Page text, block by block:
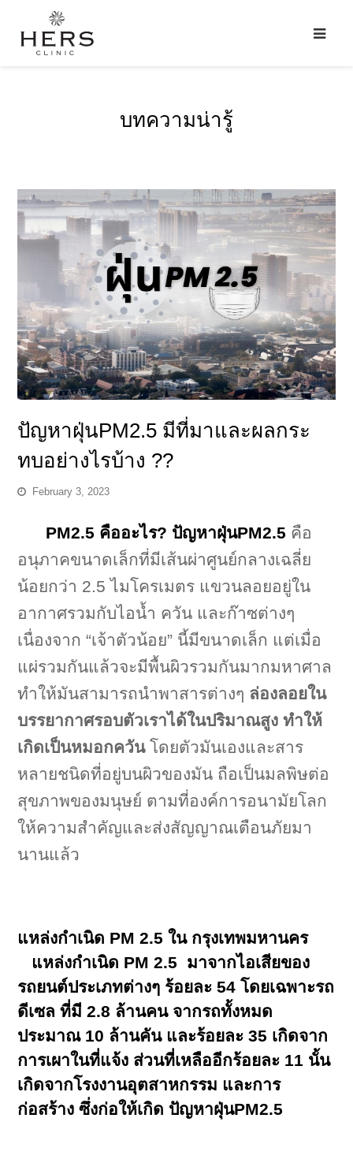
บทความน่ารู้
ปัญหาฝุ่นPM2.5 มีที่มาและผลกระ
ทบอย่างไรบ้าง ??
February 3, 2023
PM2.5 คืออะไร? ปัญหาฝุ่นPM2.5 คือ
อนุภาคขนาดเล็กที่มีเส้นผ่าศูนย์กลางเฉลี่ย
น้อยกว่า 2.5 ไมโครเมตร แขวนลอยอยู่ใน
อากาศรวมกับไอน้ำ ควัน และก๊าซต่างๆ
เนื่องจาก “เจ้าตัวน้อย” นี้มีขนาดเล็ก แต่เมื่อ
แผ่รวมกันแล้วจะมีพื้นผิวรวมกันมากมหาศาล
ทำให้มันสามารถนำพาสารต่างๆ ล่องลอยใน
บรรยากาศรอบตัวเราได้ในปริมาณสูง ทำให้
เกิดเป็นหมอกควันโดยตัวมันเองและสาร
หลายชนิดที่อยู่บนผิวของมัน ถือเป็นมลพิษต่อ
สุขภาพของมนุษย์ ตามที่องค์การอนามัยโลก
ให้ความสำคัญและส่งสัญญาณเตือนภัยมา
นานแล้ว
แหล่งกำเนิด PM 2.5ใน กรุงเทพมหานคร
แหล่งกำเนิด PM 2.5 มาจากไอเสียของ
รถยนต์ประเภทต่างๆ ร้อยละ 54 โดยเฉพาะรถ
ดีเซล ที่มี 2.8 ล้านคน จากรถทั้งหมด
ประมาณ 10 ล้านคัน และร้อยละ 35 เกิดจาก
การเผาในที่แจ้ง ส่วนที่เหลืออีกร้อยละ 11 นั้น
เกิดจากโรงงานอุตสาหกรรม และการ
ก่อสร้าง ซึ่งก่อให้เกิด ปัญหาฝุ่นPM2.5